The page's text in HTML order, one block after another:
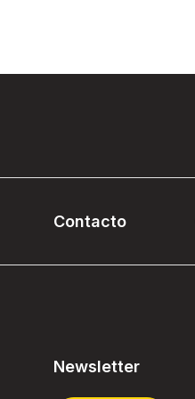
Contacto
Newsletter